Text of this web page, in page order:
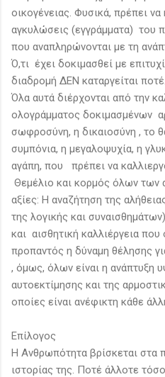
οικογένειας. Φυσικά, πρέπει
αγκυλώσεις (εγγράμματα) του
που αναπληρώνονται με τη
Ό,τι έχει δοκιμασθεί με
διαδρομή ΔΕΝ καταργείται ποτέ.
Όλα αυτά διέρχονται από την
ολογράμματος δοκιμασμένων
σωφροσύνη, η δικαιοσύνη , το
συμπόνια, η μεγαλοψυχία, η
αγάπη, που πρέπει να
Θεμέλιο και κορμός όλων των
αξίες: Η αναζήτηση της
της λογικής και
και αισθητική καλλιέργεια
προπαντός η δύναμη θέλησης
, όμως, όλων είναι η ανάπτυξη
αυτοεκτίμησης και της
οποίες είναι ανέφικτη κάθε
Επίλογος
Η Ανθρωπότητα βρίσκεται στα
ιστορίας της. Ποτέ άλλοτε